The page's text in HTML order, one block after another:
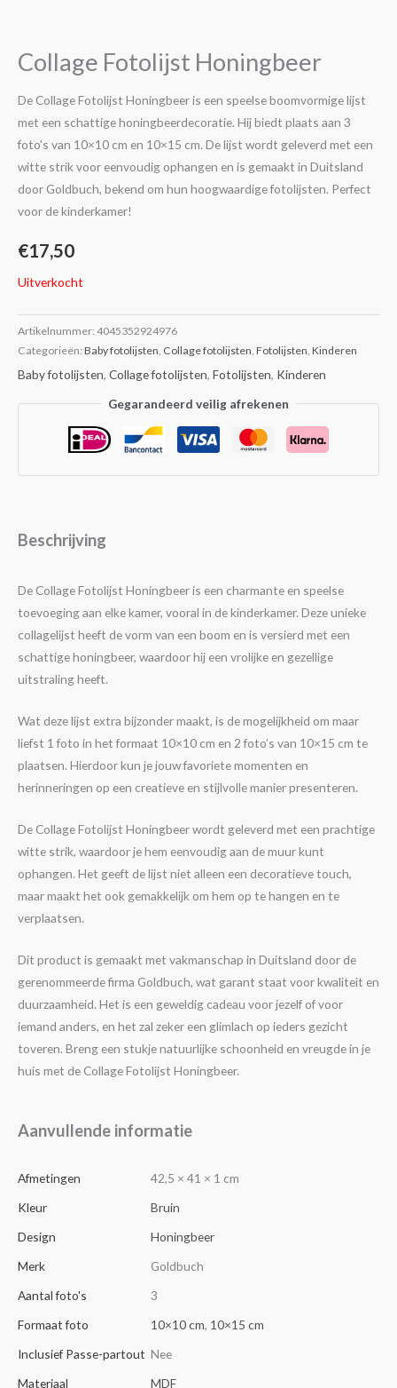
Collage Fotolijst Honingbeer
De Collage Fotolijst Honingbeer is een speelse boomvormige lijst
met een schattige honingbeerdecoratie. Hij biedt plaats aan 3
foto’s van 10×10 cm en 10×15 cm. De lijst wordt geleverd met een
witte strik voor eenvoudig ophangen en is gemaakt in Duitsland
door Goldbuch, bekend om hun hoogwaardige fotolijsten. Perfect
voor de kinderkamer!
€17,50
Uitverkocht
Artikelnummer: 4045352924976
Categorieën: Baby fotolijsten Collage fotolijsten Fotolijsten Kinderen
Baby fotolijsten, Collage fotolijsten, Fotolijsten, Kinderen
Gegarandeerd veilig afrekenen
Beschrijving
De Collage Fotolijst Honingbeer is een charmante en speelse
toevoeging aan elke kamer, vooral in de kinderkamer. Deze unieke
collagelijst heeft de vorm van een boom en is versierd met een
schattige honingbeer, waardoor hij een vrolijke en gezellige
uitstraling heeft.
Wat deze lijst extra bijzonder maakt, is de mogelijkheid om maar
liefst 1 foto in het formaat 10×10 cm en 2 foto’s van 10×15 cm te
plaatsen. Hierdoor kun je jouw favoriete momenten en
herinneringen op een creatieve en stijlvolle manier presenteren.
De Collage Fotolijst Honingbeer wordt geleverd met een prachtige
witte strik, waardoor je hem eenvoudig aan de muur kunt
ophangen. Het geeft de lijst niet alleen een decoratieve touch,
maar maakt het ook gemakkelijk om hem op te hangen en te
verplaatsen.
Dit product is gemaakt met vakmanschap in Duitsland door de
gerenommeerde firma Goldbuch, wat garant staat voor kwaliteit en
duurzaamheid. Het is een geweldig cadeau voor jezelf of voor
iemand anders, en het zal zeker een glimlach op ieders gezicht
toveren. Breng een stukje natuurlijke schoonheid en vreugde in je
huis met de Collage Fotolijst Honingbeer.
Aanvullende informatie
Afmetingen
42,5 × 41 × 1 cm
Kleur
Bruin
Design
Honingbeer
Merk
Goldbuch
Aantal foto's
3
Formaat foto
10×10 cm, 10×15 cm
Inclusief Passe-partout Nee
Materiaal
MDF